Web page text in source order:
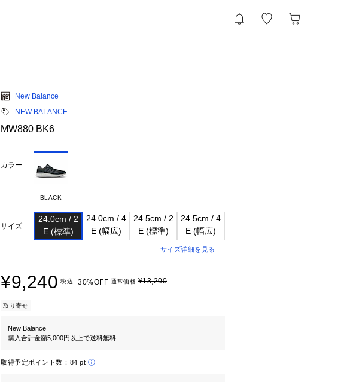
New Balance
NEW BALANCE
MW880 BK6
カラー
BLACK
サイズ
24.0cm / 2
24.0cm / 4
24.5cm / 2
24.5cm / 4
サイズ詳細を見る
¥9,240 税込 30%OFF 通常価格¥13,200
取り寄せ
New Balance
購入合計金額5,000円以上で送料無料
取得予定ポイント数： 84 pt